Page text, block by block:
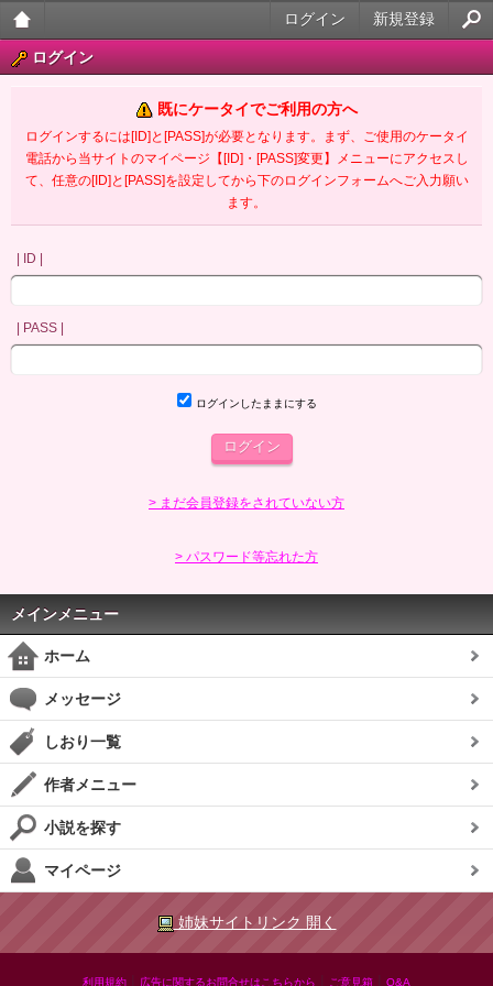
大人
ータ
イ官
新規登録
ログイン
ログイン
既にケータイでご利用の方へ
ログインするには[ID]と[PASS]が必要となります。まず、ご使用のケータイ
電話から当サイトのマイページ【[ID]・[PASS]変更】メニューにアクセスし
て、任意の[ID]と[PASS]を設定してから下のログインフォームへご入力願い
ます。
| ID |
| PASS |
ログインしたままにする
> まだ会員登録をされていない方
> パスワード等忘れた方
メインメニュー
ホーム
メッセージ
しおり一覧
作者メニュー
小説を探す
マイページ
姉妹サイトリンク 開く
利用規約 広告に関するお問合せはこちらから ご意見箱 Q&A